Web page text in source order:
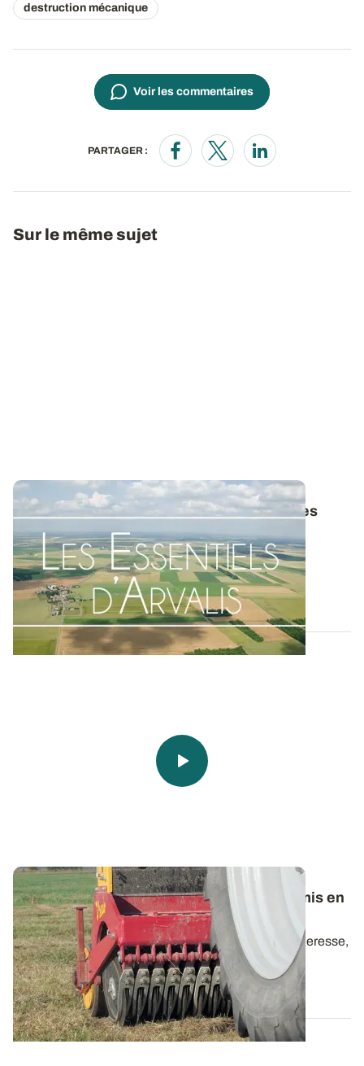
destruction mécanique
Voir les commentaires
PARTAGER :
Opens in a new window
Opens in a new window
Opens in a new
Sur le même sujet
Les Essentiels d'ARVALIS - Faut-il aérer ses
prairies ?
Les essais menés par ARVALIS sur sa station
expérimentale de Lorraine, à Saint-Hilaire-en...
20 FÉVR. 2019
Vidéo - Les clés de la réussite d’un sursemis en
prairies installées
Après un été 2022 marqué par la canicule et la sécheresse,
un grand nombre de prairies...
08 SEPT. 2022